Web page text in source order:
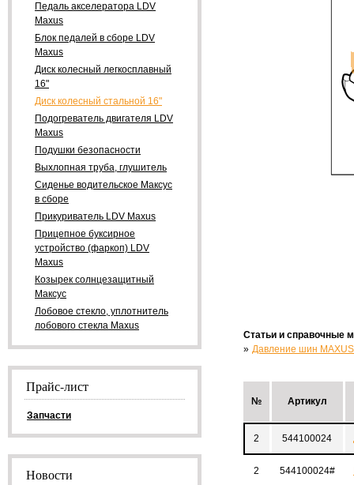
Статьи и справочные
Давление шин MAXUS
№ Артикул
2 544100024
2 544100024#
Педаль акселератора LDV
Maxus
Блок педалей в сборе LDV
Maxus
Диск колесный легкосплавный
16"
Диск колесный стальной 16"
Подогреватель двигателя LDV
Maxus
Подушки безопасности
Выхлопная труба, глушитель
Сиденье водительское Максус
в сборе
Прикуриватель LDV Maxus
Прицепное буксирное
устройство (фаркоп) LDV
Maxus
Козырек солнцезащитный
Максус
Лобовое стекло, уплотнитель
лобового стекла Maxus
Прайс-лист
Запчасти
Новости